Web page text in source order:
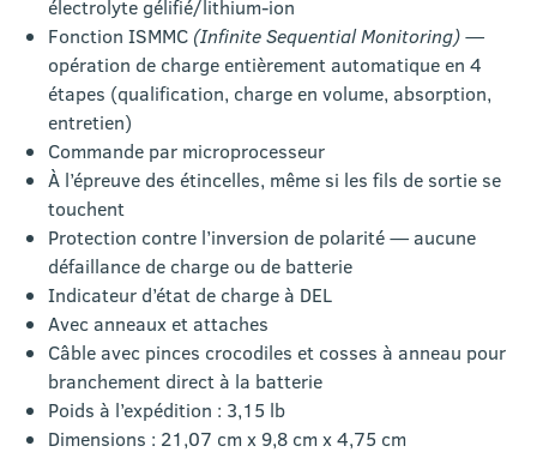
électrolyte gélifié/lithium-ion
Fonction ISMMC (Infinite Sequential Monitoring)—
opération de charge entièrement automatique en 4
étapes (qualification, charge en volume, absorption,
entretien)
Commande par microprocesseur
À l’épreuve des étincelles, même si les fils de sortie se
touchent
Protection contre l’inversion de polarité — aucune
défaillance de charge ou de batterie
Indicateur d’état de charge à DEL
Avec anneaux et attaches
Câble avec pinces crocodiles et cosses à anneau pour
branchement direct à la batterie
Poids à l’expédition : 3,15 lb
Dimensions : 21,07 cm x 9,8 cm x 4,75 cm